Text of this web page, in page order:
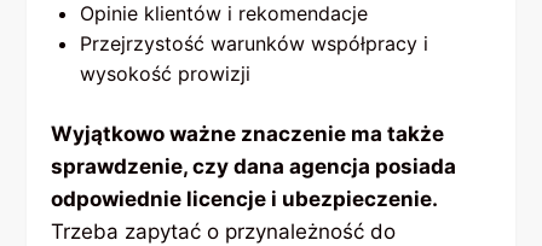
Opinie klientów i rekomendacje
Przejrzystość warunków współpracy i
wysokość prowizji
Wyjątkowo ważne znaczenie ma także
sprawdzenie, czy dana agencja posiada
odpowiednie licencje i ubezpieczenie.
Trzeba zapytać o przynależność do